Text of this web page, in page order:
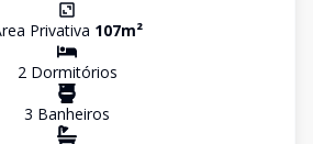
Privativa 107m²
2Dormitórios
3 Banheiros